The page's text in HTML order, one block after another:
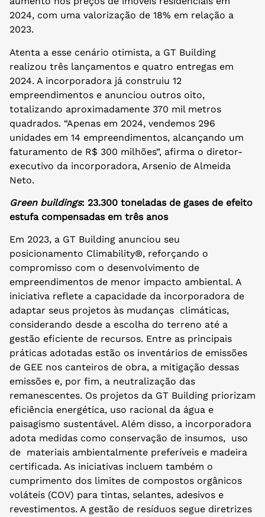
2024, com uma valorização de 18% em relação a
2023.
Atenta a esse cenário otimista, a GT Building
realizou três lançamentos e quatro entregas em
2024. A incorporadora já construiu 12
empreendimentos e anunciou outros oito,
totalizando aproximadamente 370 mil metros
quadrados. “Apenas em 2024, vendemos 296
unidades em 14 empreendimentos, alcançando um
faturamento de R$ 300 milhões”, afirma o diretor-
executivo da incorporadora, Arsenio de Almeida
Neto.
Green buildings: 23.300 toneladas de gases de efeito
estufa compensadas em três anos
Em 2023, a GT Building anunciou seu
posicionamento Climability®, reforçando o
compromisso com o desenvolvimento de
empreendimentos de menor impacto ambiental. A
iniciativa reflete a capacidade da incorporadora de
adaptar seus projetos às mudanças climáticas,
considerando desde a escolha do terreno até a
gestão eficiente de recursos. Entre as principais
práticas adotadas estão os inventários de emissões
de GEE nos canteiros de obra, a mitigação dessas
emissões e, por fim, a neutralização das
remanescentes. Os projetos da GT Building priorizam
eficiência energética, uso racional da água e
paisagismo sustentável. Além disso, a incorporadora
adota medidas como conservação de insumos, uso
de materiais ambientalmente preferíveis e madeira
certificada. As iniciativas incluem também o
cumprimento dos limites de compostos orgânicos
voláteis (COV) para tintas, selantes, adesivos e
revestimentos. A gestão de resíduos segue diretrizes